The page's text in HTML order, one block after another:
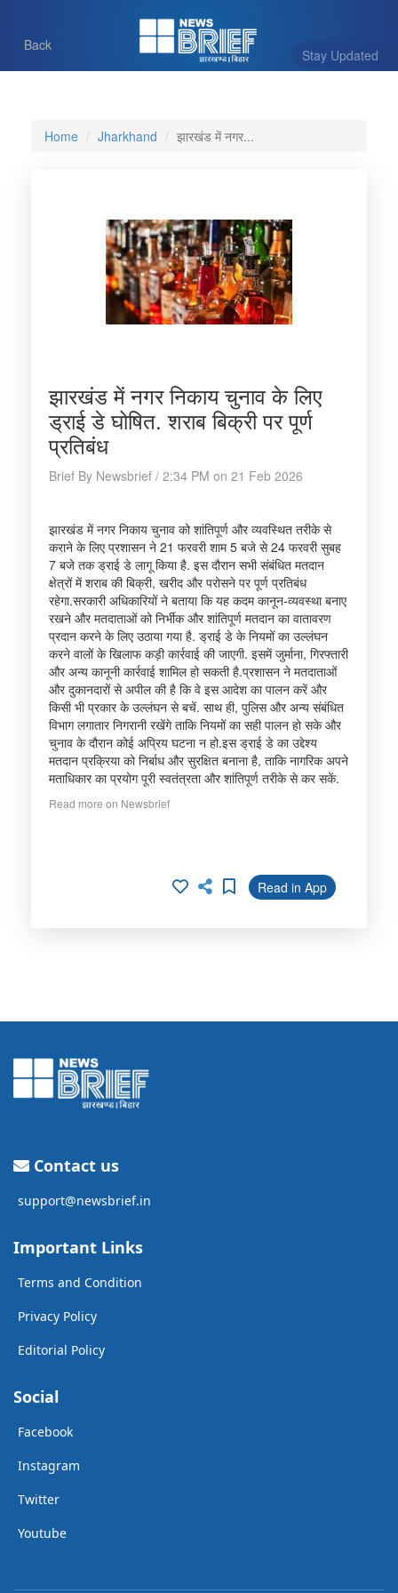
Stay Updated
Back
Home Jharkhand झारखंड में नगर...
झारखंड में नगर निकाय चुनाव के लिए
ड्राई डे घोषित. शराब बिक्री पर पूर्ण
प्रतिबंध
Brief By Newsbrief / 2:34 PM on 21 Feb 2026
झारखंड में नगर निकाय चुनाव को शांतिपूर्ण और व्यवस्थित तरीके से
कराने के लिए प्रशासन ने 21 फरवरी शाम 5 बजे से 24 फरवरी सुबह
7 बजे तक ड्राई डे लागू किया है. इस दौरान सभी संबंधित मतदान
क्षेत्रों में शराब की बिक्री, खरीद और परोसने पर पूर्ण प्रतिबंध
रहेगा.सरकारी अधिकारियों ने बताया कि यह कदम कानून-व्यवस्था बनाए
रखने और मतदाताओं को निर्भीक और शांतिपूर्ण मतदान का वातावरण
प्रदान करने के लिए उठाया गया है. ड्राई डे के नियमों का उल्लंघन
करने वालों के खिलाफ कड़ी कार्रवाई की जाएगी. इसमें जुर्माना, गिरफ्तारी
और अन्य कानूनी कार्रवाई शामिल हो सकती है.प्रशासन ने मतदाताओं
और दुकानदारों से अपील की है कि वे इस आदेश का पालन करें और
किसी भी प्रकार के उल्लंघन से बचें. साथ ही, पुलिस और अन्य संबंधित
विभाग लगातार निगरानी रखेंगे ताकि नियमों का सही पालन हो सके और
चुनाव के दौरान कोई अप्रिय घटना न हो.इस ड्राई डे का उद्देश्य
मतदान प्रक्रिया को निर्बाध और सुरक्षित बनाना है, ताकि नागरिक अपने
मताधिकार का प्रयोग पूरी स्वतंत्रता और शांतिपूर्ण तरीके से कर सकें.
Read more on Newsbrief
Read in App
Contact us
support@newsbrief.in
Important Links
Terms and Condition
Privacy Policy
Editorial Policy
Social
Facebook
Instagram
Twitter
Youtube